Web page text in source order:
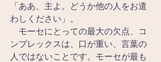
「ああ、主よ。どうか他の人をお遣
わしください」。
モーセにとっての最大の欠点、コ
ンプレックスは、口が重い、言葉の
人ではないことです。モーセが最も